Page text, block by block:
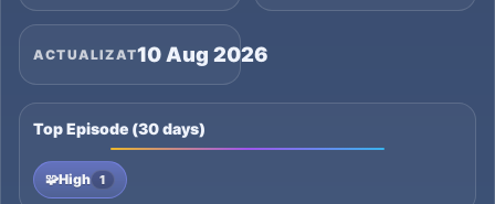
ACTUALIZAT10 Aug 2026
Top Episode (30 days)
🧩High 1